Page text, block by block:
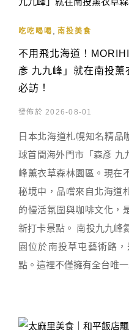
吃吃喝喝 南投美食
不用飛北海道！
彥 九九峰」就在南投
必訪！
發佈於 2026-08-01
日本北海道札幌知名精品
球首間海外門市「森彥 九
峰薰衣草森林園區。現在
秘境中，品嚐來自北海道
的慢活氛圍與咖啡文化，
新打卡景點。 南投九九峰
園位於南投草屯藝術路
點。這裡不僅擁有全台唯